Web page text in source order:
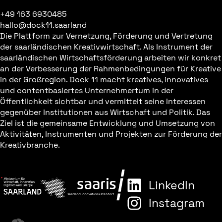
+49 163 6930485
hallo@dock11.saarland
Die Plattform zur Vernetzung, Förderung und Vertretung
der saarländischen Kreativwirtschaft. Als Instrument der
saarländischen Wirtschaftsförderung arbeiten wir konkret
an der Verbesserung der Rahmenbedingungen für Kreative
in der Großregion. Dock 11 macht kreatives, innovatives
und contentbasiertes Unternehmertum in der
Öffentlichkeit sichtbar und vermittelt seine Interessen
gegenüber Institutionen aus Wirtschaft und Politik. Das
Ziel ist die gemeinsame Entwicklung und Umsetzung von
Aktivitäten, Instrumenten und Projekten zur Förderung der
Kreativbranche.
LinkedIn
Instagram